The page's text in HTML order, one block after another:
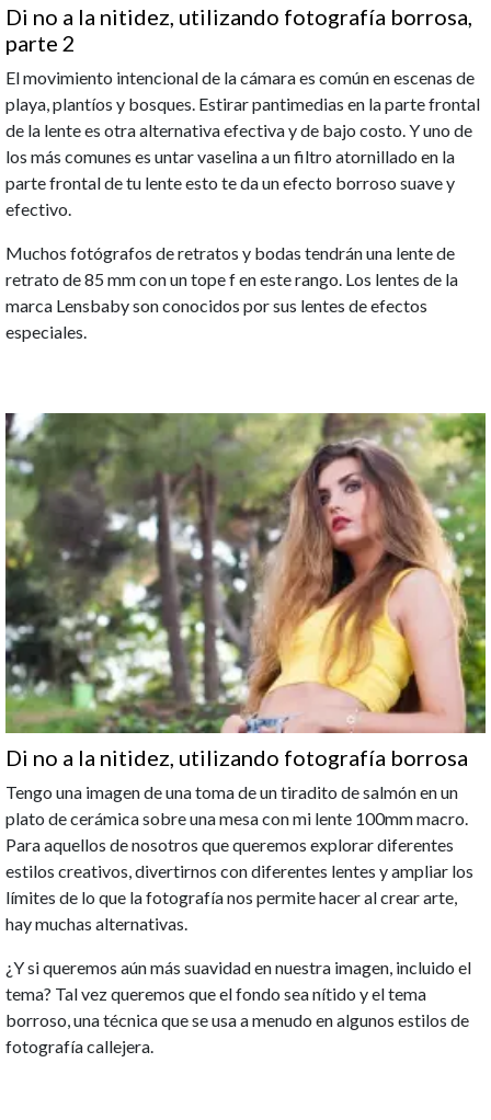
Di no a la nitidez, utilizando fotografía borrosa,
parte 2
El movimiento intencional de la cámara es común en escenas de
playa, plantíos y bosques. Estirar pantimedias en la parte frontal
de la lente es otra alternativa efectiva y de bajo costo. Y uno de
los más comunes es untar vaselina a un filtro atornillado en la
parte frontal de tu lente esto te da un efecto borroso suave y
efectivo.
Muchos fotógrafos de retratos y bodas tendrán una lente de
retrato de 85 mm con un tope f en este rango. Los lentes de la
marca Lensbaby son conocidos por sus lentes de efectos
especiales.
Di no a la nitidez, utilizando fotografía borrosa
Tengo una imagen de una toma de un tiradito de salmón en un
plato de cerámica sobre una mesa con mi lente 100mm macro.
Para aquellos de nosotros que queremos explorar diferentes
estilos creativos, divertirnos con diferentes lentes y ampliar los
límites de lo que la fotografía nos permite hacer al crear arte,
hay muchas alternativas.
¿Y si queremos aún más suavidad en nuestra imagen, incluido el
tema? Tal vez queremos que el fondo sea nítido y el tema
borroso, una técnica que se usa a menudo en algunos estilos de
fotografía callejera.